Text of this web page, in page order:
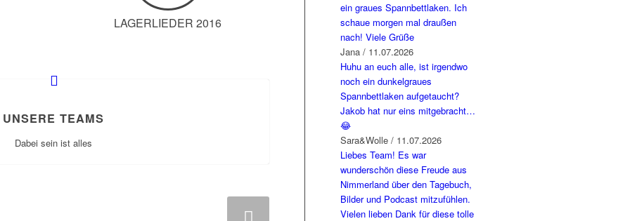
LAGERLIEDER 2016
UNSERE TEAMS
Dabei sein ist alles
ein graues Spannbettlaken. Ich
schaue morgen mal draußen
nach! Viele Grüße
Jana / 11.07.2026
Huhu an euch alle, ist irgendwo
noch ein dunkelgraues
Spannbettlaken aufgetaucht?
Jakob hat nur eins mitgebracht…
😂
Sara&Wolle / 11.07.2026
Liebes Team! Es war
wunderschön diese Freude aus
Nimmerland über den Tagebuch,
Bilder und Podcast mitzufühlen.
Vielen lieben Dank für diese tolle